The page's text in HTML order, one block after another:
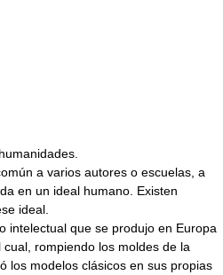
a varios autores o escuelas, a
en un ideal humano. Existen
ideal.
intelectual que se produjo en Europa
rompiendo los moldes de la
los modelos clásicos en sus propias